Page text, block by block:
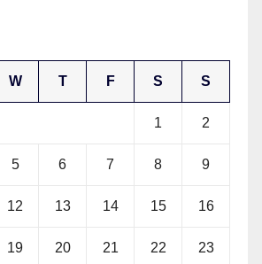
W T F S S
1 2
5 6 7 8 9
12 13 14 15 16
19 20 21 22 23